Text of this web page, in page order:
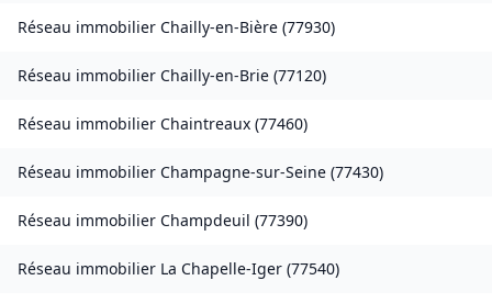
Réseau immobilier Chailly-en-Bière (77930)
Réseau immobilier Chailly-en-Brie (77120)
Réseau immobilier Chaintreaux (77460)
Réseau immobilier Champagne-sur-Seine (77430)
Réseau immobilier Champdeuil (77390)
Réseau immobilier La Chapelle-Iger (77540)